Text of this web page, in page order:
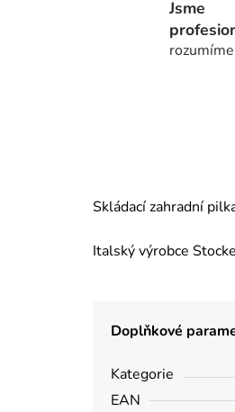
Jsme
Skládací zahradní
Italský výrobce
Doplňkové
Kategorie
EAN